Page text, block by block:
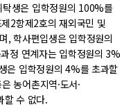
생은 입학정원의 100%를
2항제2호의 재외국민 및
, 학사편입생은 입학정원의
정 연계자는 입학정원의 3%
은 입학정원의 4%를 초과할
농어촌지역·도서·
할 수 없다.